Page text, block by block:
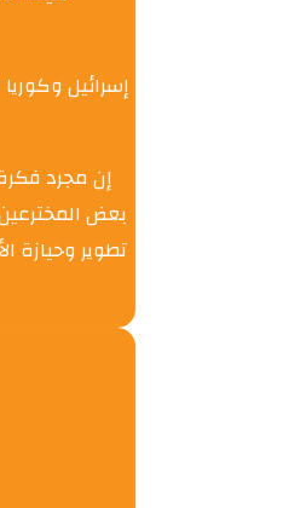
إسرائيل
إن مجرد
بعض
تطوير وحيازة